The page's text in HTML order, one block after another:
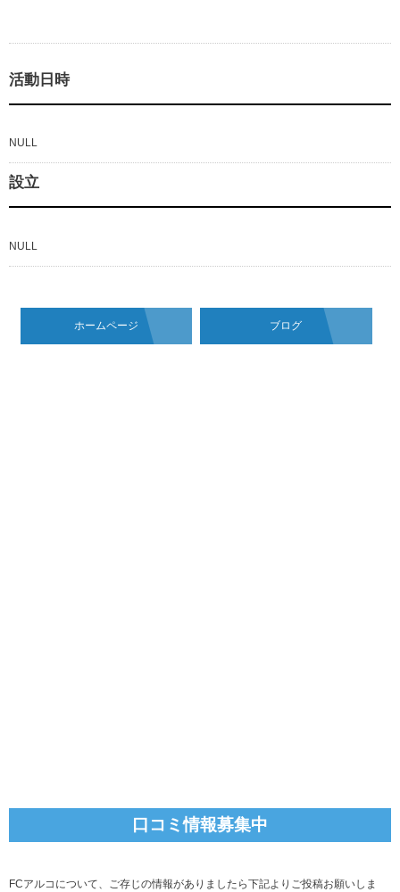
活動日時
NULL
設立
NULL
ホームページ ブログ
口コミ情報募集中
FCアルコについて、ご存じの情報がありましたら下記よりご投稿お願いしま